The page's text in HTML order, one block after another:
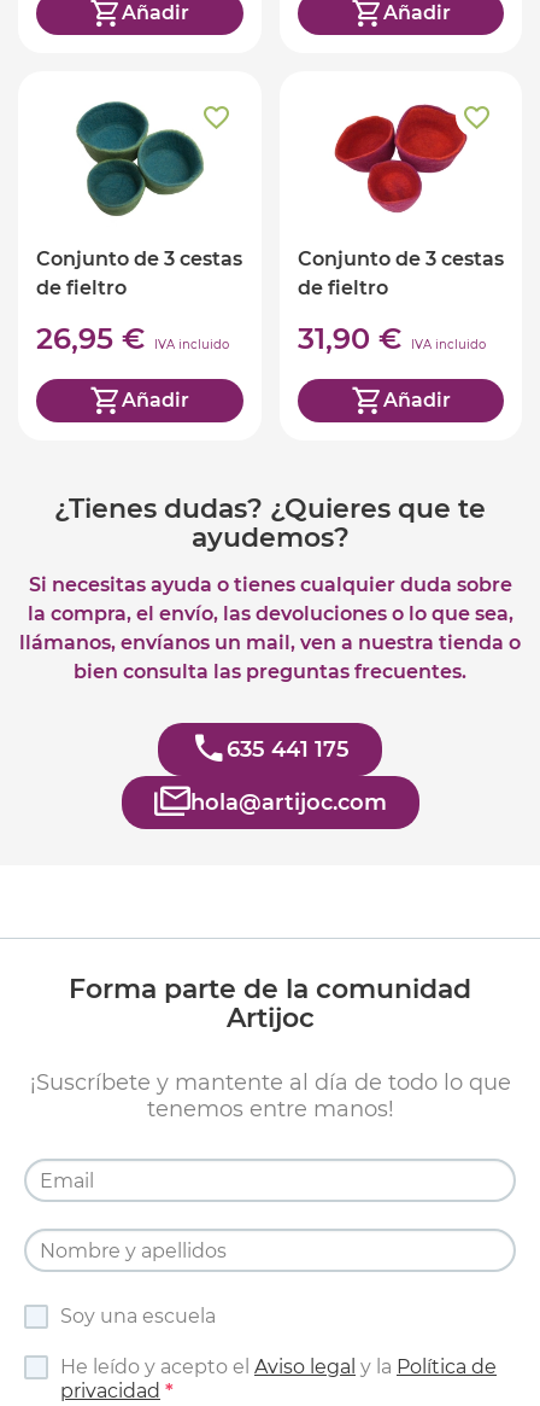
Añadir Añadir
Conjunto de 3 cestas
de fieltro
26,95 € IVA incluido
Añadir
Conjunto de 3 cestas
de fieltro
31,90 € IVA incluido
Añadir
¿Tienes dudas? ¿Quieres que te
ayudemos?
Si necesitas ayuda o tienes cualquier duda sobre
la compra, el envío, las devoluciones o lo que sea,
llámanos, envíanos un mail, ven a nuestra tienda o
bien consulta las preguntas frecuentes.
635 441 175
hola@artijoc.com
Forma parte de la comunidad
Artijoc
¡Suscríbete y mantente al día de todo lo que
tenemos entre manos!
Soy una escuela
He leído y acepto el Aviso legal y la Política de
privacidad